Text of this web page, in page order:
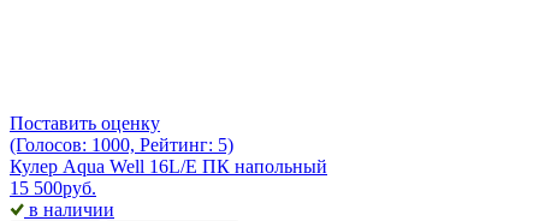
Поставить оценку
(Голосов: 1000, Рейтинг: 5)
Кулер Aqua Well 16L/E ПК напольный
15 500руб.
в наличии